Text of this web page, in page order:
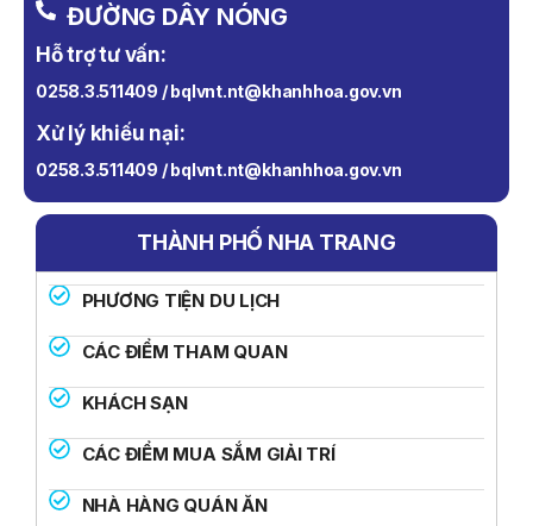
ĐƯỜNG DÂY NÓNG
Hỗ trợ tư vấn:
0258.3.511409 / bqlvnt.nt@khanhhoa.gov.vn
Xử lý khiếu nại:
0258.3.511409 / bqlvnt.nt@khanhhoa.gov.vn
THÀNH PHỐ NHA TRANG
PHƯƠNG TIỆN DU LỊCH
CÁC ĐIỂM THAM QUAN
KHÁCH SẠN
CÁC ĐIỂM MUA SẮM GIẢI TRÍ
NHÀ HÀNG QUÁN ĂN